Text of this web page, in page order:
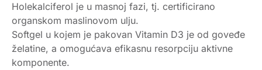
Holekalciferol je u masnoj fazi, tj. certificirano
organskom maslinovom ulju.
Softgel u kojem je pakovan Vitamin D3 je od goveđe
želatine, a omogućava efikasnu resorpciju aktivne
komponente.